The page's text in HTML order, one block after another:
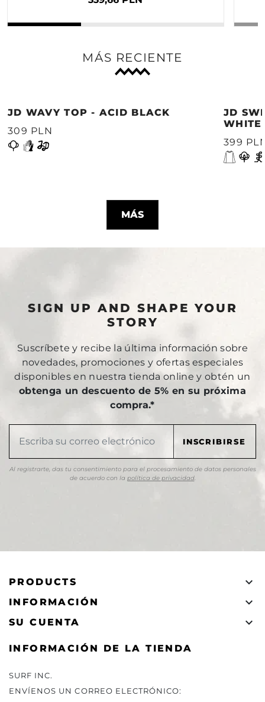
MÁS RECIENTE
JD WAVY TOP - ACID BLACK
309 PLN
JD
WHITE
399
MÁS
SIGN UP AND SHAPE YOUR
STORY
Suscríbete y recibe la última información sobre
novedades, promociones y ofertas especiales
disponibles en nuestra tienda online y obtén un
obtenga un descuento de 5% en su próxima
compra.*
Al registrarte, das tu consentimiento para el procesamiento de datos personales
de acuerdo con la política de privacidad.
PRODUCTS 
INFORMACIÓN 
SU CUENTA 
INFORMACIÓN DE LA TIENDA
SURF INC.
ENVÍENOS UN CORREO ELECTRÓNICO: